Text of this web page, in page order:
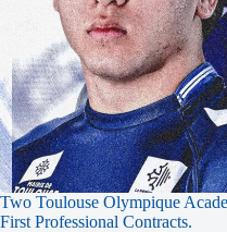
Two Toulouse Olympique
First Professional Contracts.